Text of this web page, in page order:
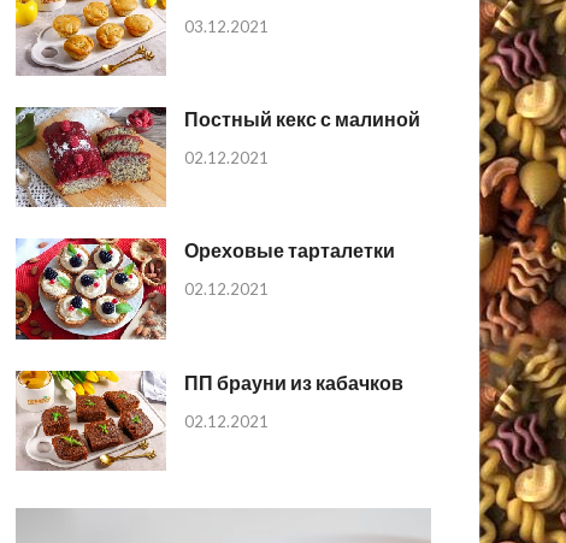
03.12.2021
Постный кекс с малиной
02.12.2021
Ореховые тарталетки
02.12.2021
ПП брауни из кабачков
02.12.2021